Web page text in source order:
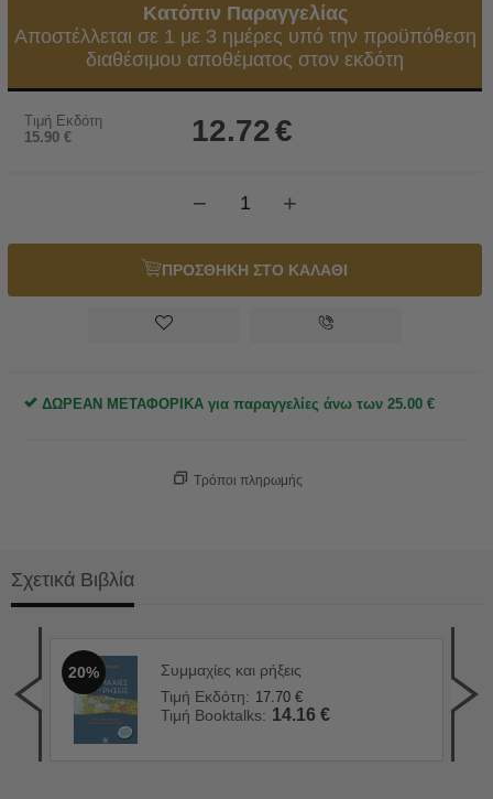
Κατόπιν Παραγγελίας
Αποστέλλεται σε 1 με 3 ημέρες υπό την προϋπόθεση
διαθέσιμου αποθέματος στον εκδότη
Τιμή Εκδότη
15.90 € 12.72€
+
−
ΠΡΟΣΘΗΚΗ ΣΤΟ ΚΑΛΑΘΙ
ΔΩΡΕΑΝ ΜΕΤΑΦΟΡΙΚΑ για παραγγελίες άνω των 25.00 €
Τρόποι πληρωμής
Σχετικά Βιβλία
20%
Συμμαχίες και ρήξεις
Τιμή Εκδότη: 17.70 €
Τιμή Booktalks: 14.16 €